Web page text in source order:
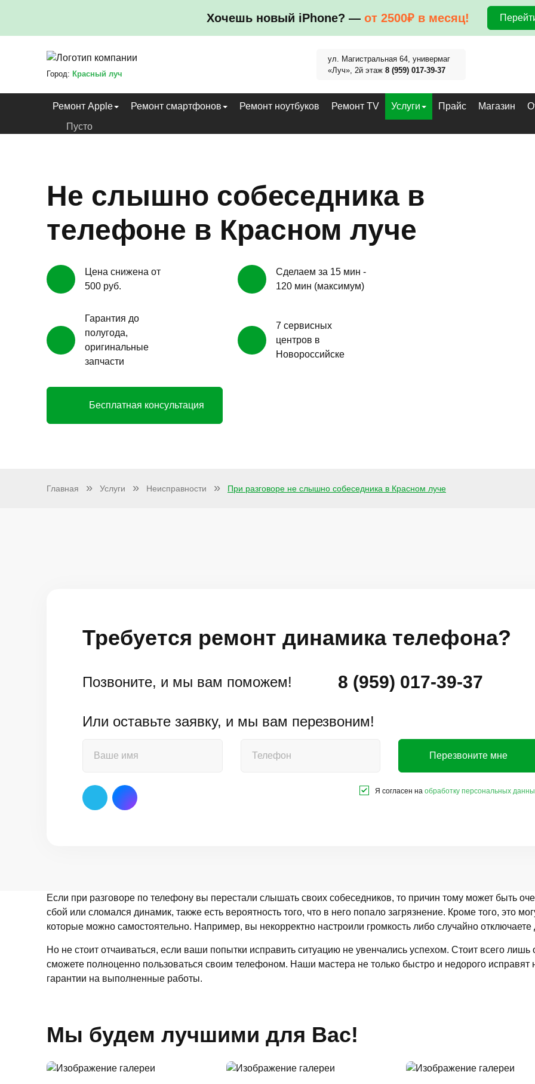
Хочешь новый iPhone? — от 2500₽ в месяц!
Город: Красный луч
ул. Магистральная 64, универмаг
«Луч», 2й этаж 8 (959) 017-39-37
Ремонт Apple Ремонт смартфонов Ремонт ноутбуков Ремонт TV Услуги Прайс Магазин
Пусто
Не слышно собеседника в
телефоне в Красном луче
Цена снижена от
500 руб.
Сделаем за 15 мин -
120 мин (максимум)
Гарантия до
полугода,
оригинальные
запчасти
7 сервисных
центров в
Новороссийске
Бесплатная консультация
Главная Услуги Неисправности При разговоре не слышно собеседника в Красном луче
Требуется ремонт динамика телефона?
Позвоните, и мы вам поможем! 8 (959) 017-39-37
Или оставьте заявку, и мы вам перезвоним!
Я согласен на обработку персональных
Перезвоните мне
Если при разговоре по телефону вы перестали слышать своих собеседников, то причин тому может быть
сбой или сломался динамик, также есть вероятность того, что в него попало загрязнение. Кроме того, это
которые можно самостоятельно. Например, вы некорректно настроили громкость либо случайно
Но не стоит отчаиваться, если ваши попытки исправить ситуацию не увенчались успехом. Стоит всего
сможете полноценно пользоваться своим телефоном. Наши мастера не только быстро и недорого исправят
гарантии на выполненные работы.
Мы будем лучшими для Вас!